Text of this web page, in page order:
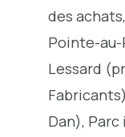
des
Pointe-
Lessard
Dan),